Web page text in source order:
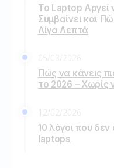
Το Laptop Αργεί
Συμβαίνει και
Λίγα Λεπτά
05/03/2026
Πώς να κάνεις
το 2026 – Χωρίς
12/02/2026
10 λόγοι που
laptops